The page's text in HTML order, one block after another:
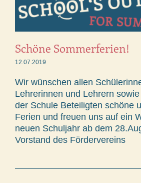
Schöne Sommerferien!
12.07.2019
Wir wünschen allen
Lehrerinnen und Lehrern
der Schule Beteiligten schöne
Ferien und freuen uns auf ein
neuen Schuljahr ab dem
Vorstand des Fördervereins